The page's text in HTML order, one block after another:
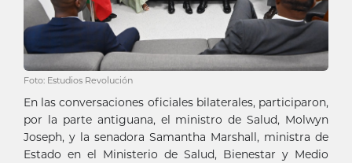
Foto: Estudios Revolución
En las conversaciones oficiales bilaterales, participaron,
por la parte antiguana, el ministro de Salud, Molwyn
Joseph, y la senadora Samantha Marshall, ministra de
Estado en el Ministerio de Salud, Bienestar y Medio